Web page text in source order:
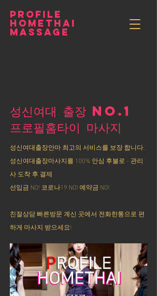
PROFILE
HOMETHAI
MASSAGE
성신여대 출장 NO.1
​프로필홈타이 마사지
성신여대출장안마 최고의 서비스를 보장 합니다.
성신여대출장마사지를 100% 안심 후불로 - 관리
사 도착 후 결제
선입금 NO! 코로나19 NO! 예약금 NO!
친절상담 빠른방문 계신 곳에서 전화한통으로 편
하게 마사지 받으세요!